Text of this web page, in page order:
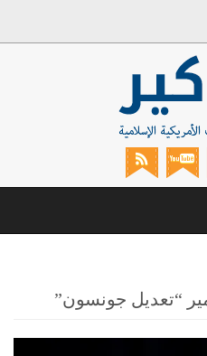
“تعديل جونسون”